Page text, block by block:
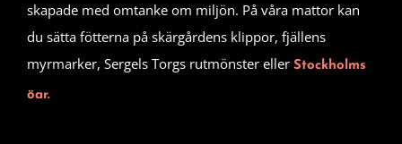
skapade med omtanke om miljön. På våra mattor kan
du sätta fötterna på skärgårdens klippor, fjällens
myrmarker, Sergels Torgs rutmönster eller Stockholms
öar.